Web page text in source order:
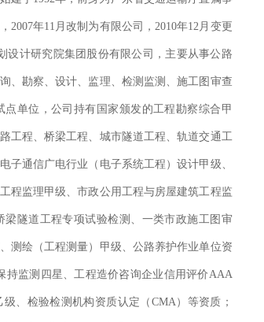
2007年11月改制为有限公司，2010年12月变更
设计研究院集团股份有限公司，主要从事公路
、勘察、设计、监理、检测监测、施工图审查
单位，公司持有国家颁发的工程勘察综合甲
工程、桥梁工程、城市隧道工程、轨道交通工
子通信广电行业（电子系统工程）设计甲级、
程监理甲级、市政公用工程与房屋建筑工程监
隧道工程专项试验检测、一类市政施工图审
测绘（工程测量）甲级、公路养护作业单位资
持监测四星、工程造价咨询企业信用评价AAA
、检验检测机构资质认定（CMA）等资质；